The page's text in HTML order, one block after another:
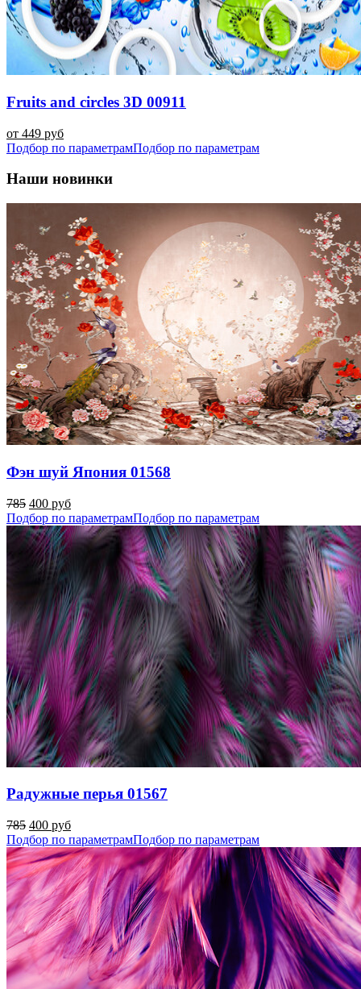
Fruits and circles 3D 00911
от 449 руб
Подбор по параметрамПодбор по параметрам
Наши новинки
Фэн шуй Япония 01568
785 400 руб
Подбор по параметрамПодбор по параметрам
Радужные перья 01567
785 400 руб
Подбор по параметрамПодбор по параметрам